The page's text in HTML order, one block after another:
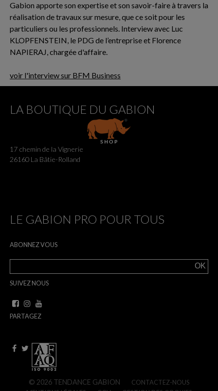
Gabion apporte son expertise et son savoir-faire à travers la
réalisation de travaux sur mesure, que ce soit pour les
particuliers ou les professionnels. Interview avec Luc
KLOPFENSTEIN, le PDG de l’entreprise et Florence
NAPIERAJ, chargée d'affaire.
voir l'interview sur BFM Business
LA BOUTIQUE DU GABION
17 chemin de la Vignerie
26160 La Bâtie-Rolland
LE GABION PRO POUR TOUS
ABONNEZ VOUS
SUIVEZ NOUS
PARTAGEZ
© 2026 TENDANCE GABION
CONTACTEZ-NOUS